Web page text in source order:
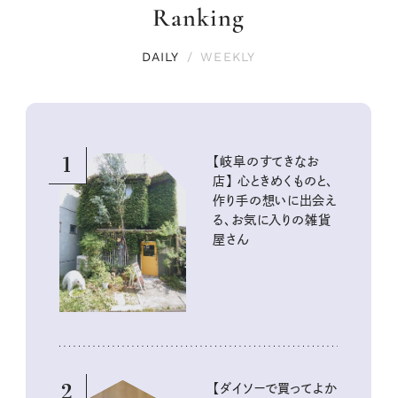
Ranking
DAILY / WEEKLY
1
【岐阜のすてきなお
店】 心ときめくものと、
作り手の想いに出会え
る、お気に入りの雑貨
屋さん
2
【ダイソーで買ってよか